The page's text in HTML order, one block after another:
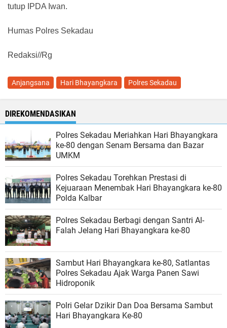
tutup IPDA Iwan.
Humas Polres Sekadau
Redaksi//Rg
Anjangsana Hari Bhayangkara Polres Sekadau
DIREKOMENDASIKAN
Polres Sekadau Meriahkan Hari Bhayangkara
ke-80 dengan Senam Bersama dan Bazar
UMKM
Polres Sekadau Torehkan Prestasi di
Kejuaraan Menembak Hari Bhayangkara ke-80
Polda Kalbar
Polres Sekadau Berbagi dengan Santri Al-
Falah Jelang Hari Bhayangkara ke-80
Sambut Hari Bhayangkara ke-80, Satlantas
Polres Sekadau Ajak Warga Panen Sawi
Hidroponik
Polri Gelar Dzikir Dan Doa Bersama Sambut
Hari Bhayangkara Ke-80